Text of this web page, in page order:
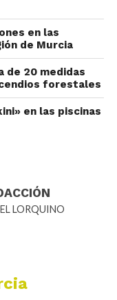
en las
de Murcia
de 20 medidas
forestales
en las piscinas
LORQUINO